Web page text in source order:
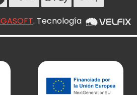
. Tecnología